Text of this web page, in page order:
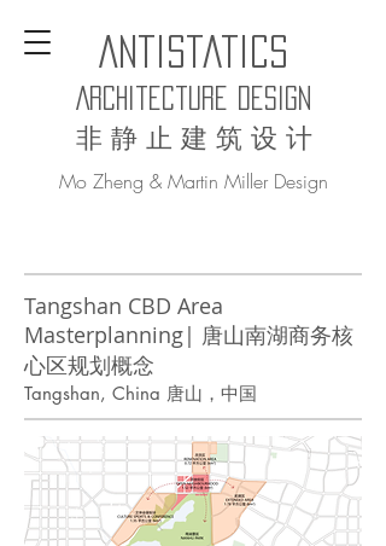
AntiStatics
Architecture Design
非 静 止 建 筑 设 计
Mo Zheng & Martin Miller Design
Tangshan CBD Area
Masterplanning| 唐山南湖商务核
心区规划概念
Tangshan, China 唐山，中国